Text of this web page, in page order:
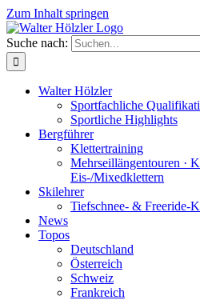
Zum Inhalt springen
Suche nach:
Walter Hölzler
Sportfachliche
Sportliche Highlights
Bergführer
Klettertraining
Mehrseil­längen­touren ·
Eis-/Mixedklettern
Skilehrer
Tiefschnee- & Freeride-
News
Topos
Deutschland
Österreich
Schweiz
Frankreich